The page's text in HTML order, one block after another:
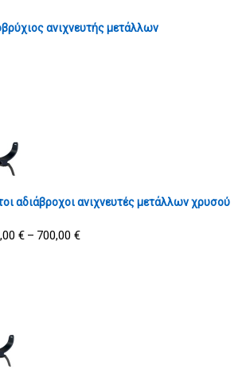
ανιχνευτής μετάλλων
αδιάβροχοι ανιχνευτές μετάλλων χρυσού
€ – 700,00 €